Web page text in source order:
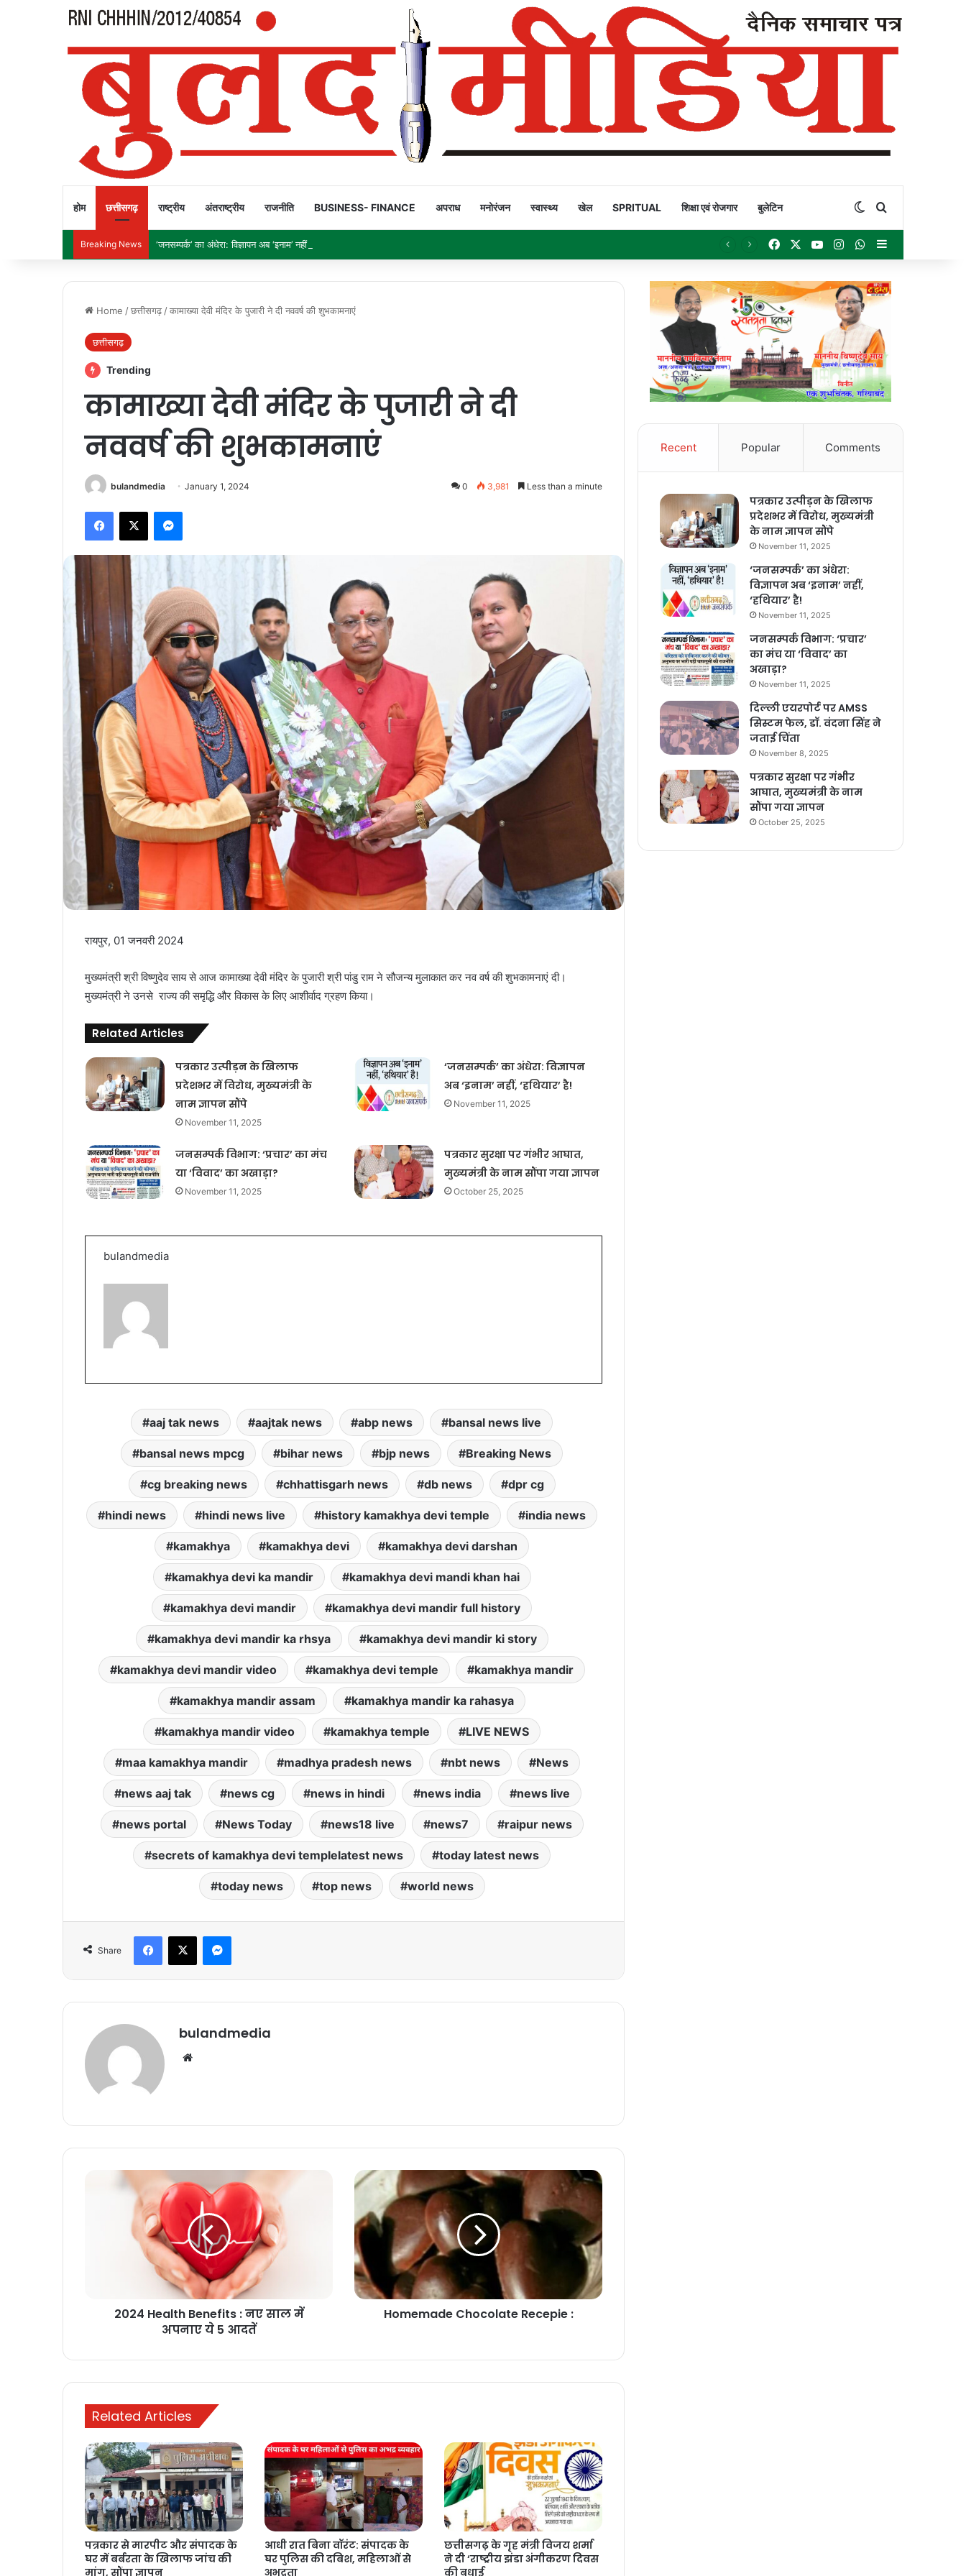
होम छत्तीसगढ़ राष्ट्रीय अंतराष्ट्रीय राजनीति BUSINESS- FINANCE अपराध मनोरंजन स्वास्थ्य खेल SPRITUAL शिक्षा एवं रोजगार बुलेटिन Switch skin
Breaking News ‘जनसम्पर्क’ का अंधेरा: विज्ञापन अब ‘इनाम’ नहीं, ‘हथियार’ है! FacebookYouTubeInstagramWhatsApp
Sidebar
Home /छत्तीसगढ़ /कामाख्या देवी मंदिर के पुजारी ने दी नववर्ष की शुभकामनाएं
छत्तीसगढ़
Trending
कामाख्या देवी मंदिर के पुजारी ने दी
नववर्ष की शुभकामनाएं
bulandmedia January 1, 2024 0 3,981 Less than a minute
Facebook
X Messenger
रायपुर, 01 जनवरी 2024
मुख्यमंत्री श्री विष्णुदेव साय से आज कामाख्या देवी मंदिर के पुजारी श्री पांडु राम ने सौजन्य मुलाकात कर नव वर्ष की शुभकामनाएं दी।
मुख्यमंत्री ने उनसे राज्य की समृद्धि और विकास के लिए आशीर्वाद ग्रहण किया।
Related Articles
पत्रकार उत्पीड़न के खिलाफ
प्रदेशभर में विरोध, मुख्यमंत्री के
नाम ज्ञापन सौंपे
November 11, 2025
‘जनसम्पर्क’ का अंधेरा: विज्ञापन
अब ‘इनाम’ नहीं, ‘हथियार’ है!
November 11, 2025
जनसम्पर्क विभाग: ‘प्रचार’ का मंच
या ‘विवाद’ का अखाड़ा?
November 11, 2025
पत्रकार सुरक्षा पर गंभीर आघात,
मुख्यमंत्री के नाम सौंपा गया ज्ञापन
October 25, 2025
bulandmedia
aaj tak news aajtak news abp news bansal news live
bansal news mpcg bihar news bjp news Breaking News
cg breaking news chhattisgarh news db news dpr cg
hindi news hindi news live history kamakhya devi temple india news
kamakhya kamakhya devi kamakhya devi darshan
kamakhya devi ka mandir kamakhya devi mandi khan hai
kamakhya devi mandir kamakhya devi mandir full history
kamakhya devi mandir ka rhsya kamakhya devi mandir ki story
kamakhya devi mandir video kamakhya devi temple kamakhya mandir
kamakhya mandir assam kamakhya mandir ka rahasya
kamakhya mandir video kamakhya temple LIVE NEWS
maa kamakhya mandir madhya pradesh news nbt news News
news aaj tak news cg news in hindi news india news live
news portal News Today news18 live news7 raipur news
secrets of kamakhya devi templelatest news today latest news
today news top news world news
Share
Facebook
X Messenger
bulandmedia
2024 Health Benefits : नए साल में
अपनाए ये 5 आदतें
Homemade
Chocolate
Recepie
:
Homemade Chocolate Recepie :
Related Articles
पत्रकार से मारपीट और संपादक के
घर में बर्बरता के खिलाफ जांच की
मांग, सौंपा ज्ञापन
आधी रात बिना वॉरंट: संपादक के
घर पुलिस की दबिश, महिलाओं से
अभद्रता
छत्तीसगढ़ के गृह मंत्री विजय शर्मा
ने दी ‘राष्ट्रीय झंडा अंगीकरण दिवस
की बधाई
Recent Popular Comments
पत्रकार उत्पीड़न के खिलाफ
प्रदेशभर में विरोध, मुख्यमंत्री
के नाम ज्ञापन सौंपे
November 11, 2025
‘जनसम्पर्क’ का अंधेरा:
विज्ञापन अब ‘इनाम’ नहीं,
‘हथियार’ है!
November 11, 2025
जनसम्पर्क विभाग: ‘प्रचार’
का मंच या ‘विवाद’ का
अखाड़ा?
November 11, 2025
दिल्ली एयरपोर्ट पर AMSS
सिस्टम फेल, डॉ. वंदना सिंह ने
जताई चिंता
November 8, 2025
पत्रकार सुरक्षा पर गंभीर
आघात, मुख्यमंत्री के नाम
सौंपा गया ज्ञापन
October 25, 2025